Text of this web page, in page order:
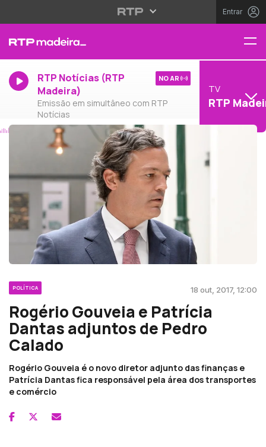
Entrar
RTP Notícias (RTP
Madeira)
Emissão em simultâneo com RTP
Notícias
NO AR
TV
RTP
POLÍTICA 18 out, 2017, 12:00
Rogério Gouveia e Patrícia
Dantas adjuntos de Pedro
Calado
Rogério Gouveia é o novo diretor adjunto das finanças e
Patrícia Dantas fica responsável pela área dos transportes
e comércio